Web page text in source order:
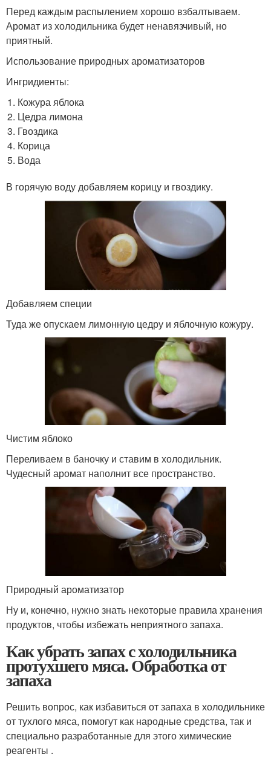
Перед каждым распылением хорошо взбалтываем.
Аромат из холодильника будет ненавязчивый, но
приятный.
Использование природных ароматизаторов
Ингридиенты:
Кожура яблока
Цедра лимона
Гвоздика
Корица
Вода
В горячую воду добавляем корицу и гвоздику.
Добавляем специи
Туда же опускаем лимонную цедру и яблочную кожуру.
Чистим яблоко
Переливаем в баночку и ставим в холодильник.
Чудесный аромат наполнит все пространство.
Природный ароматизатор
Ну и, конечно, нужно знать некоторые правила хранения
продуктов, чтобы избежать неприятного запаха.
Как убрать запах с холодильника
протухшего мяса. Обработка от
запаха
Решить вопрос, как избавиться от запаха в холодильнике
от тухлого мяса, помогут как народные средства, так и
специально разработанные для этого химические
реагенты .